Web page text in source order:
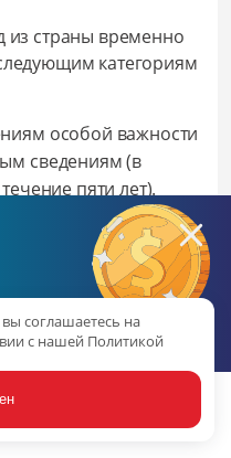
из страны временно
категориям
особой важности
сведениям (в
пяти лет).
или
гражданскую
МВД должны каким-
человеку
Акции Ещё
в Telegram
соглашаетесь на
с нашей Политикой